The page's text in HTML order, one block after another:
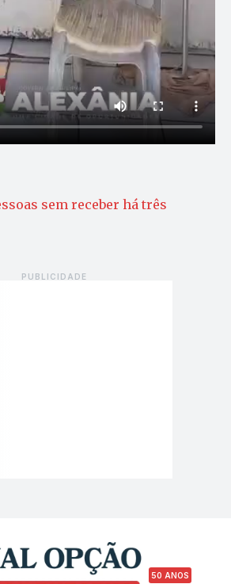
sem receber há três
50 ANOS